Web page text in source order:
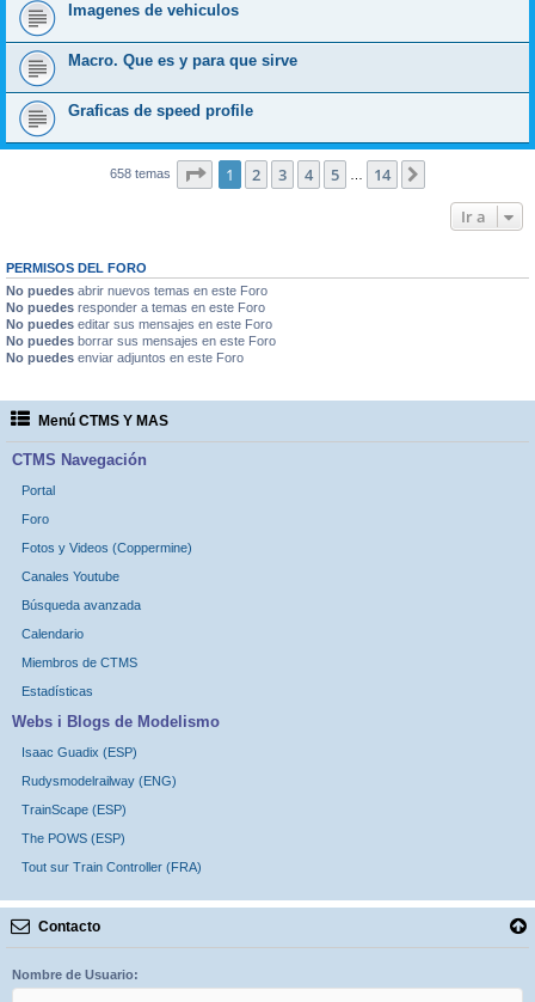
Imagenes de vehiculos
Macro. Que es y para que sirve
Graficas de speed profile
658 temas Página de 14
1 2 3 4 5 14
Ir a
PERMISOS DEL FORO
No puedes abrir nuevos temas en este Foro
No puedes responder a temas en este Foro
No puedes editar sus mensajes en este Foro
No puedes borrar sus mensajes en este Foro
No puedes enviar adjuntos en este Foro
Menú CTMS Y MAS
CTMS Navegación
Portal
Foro
Fotos y Videos (Coppermine)
Canales Youtube
Búsqueda avanzada
Calendario
Miembros de CTMS
Estadísticas
Webs i Blogs de Modelismo
Isaac Guadix (ESP)
Rudysmodelrailway (ENG)
TrainScape (ESP)
The POWS (ESP)
Tout sur Train Controller (FRA)
Contacto
Nombre de Usuario: